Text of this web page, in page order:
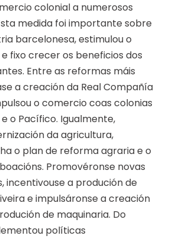
colonial a numerosos
medida foi importante sobre
barcelonesa, estimulou o
fixo crecer os beneficios dos
Entre as reformas máis
a creación da Real Compañía
o comercio coas colonias
o Pacífico. Igualmente,
da agricultura,
o plan de reforma agraria e o
Promovéronse novas
incentivouse a produción de
e impulsáronse a creación
de maquinaria. Do
políticas